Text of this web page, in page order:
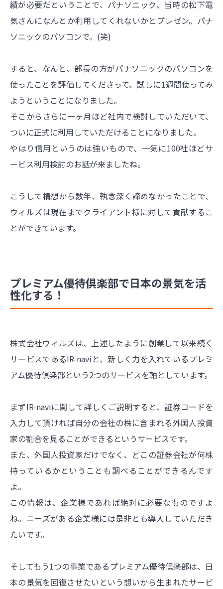
績が必要だということで、パナソニック、当時の松下電
気さんになんとか利用してくれないかとプレゼン。パナ
ソニックのパソコンで。(笑)
すると、なんと、部長の方がパナソニックのパソコンを
使ったことを評価してくださって、試しに1週間使ってみ
ようということになりました。
そこからさらに一ヶ月ほど社内で検討していただいて、
ついに正式に利用していただけることになりました。
やはり信用というのは強いもので、一気に100社ほどサ
ービス利用検討のお話が来ましたね。
こうして構想から数年、執念深く諦めなかったことで、
ウィルズは現在までクライアント様に対して貢献するこ
とができています。
プレミアム優待倶楽部で日本の景気を活
性化する！
株式会社ウィルズは、上述したように創業して以来続く
サービスであるIR-naviと、新しく力を入れているプレミ
アム優待倶楽部という2つのサービスを軸としています。
まずIR-naviに関して詳しくご説明すると、証券コードを
入力して頂ければ自分の会社の株に含まれる外国人投資
家の割合を見ることができるというサービスです。
また、外国人投資家だけでなく、どこの証券会社が何株
持っているかということも調べることができるんです
よ。
この情報は、企業様であれば絶対に必要なものですよ
ね。ニーズがある企業様には是非とも導入していただき
たいです。
そしてもう1つの事業であるプレミアム優待倶楽部は、日
本の景気を回復させたいという想いから生まれたサービ